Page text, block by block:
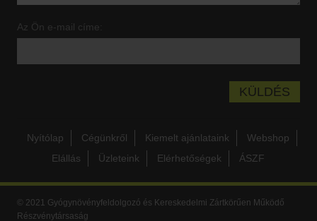
Az Ön e-mail címe:
Nyítólap Cégünkről Kiemelt ajánlataink
Webshop
Elállás
Üzleteink Elérhetőségek ÁSZF
© 2021 Gyógynövényfeldolgozó és Kereskedelmi Zártkörűen Működő
Részvénytársaság